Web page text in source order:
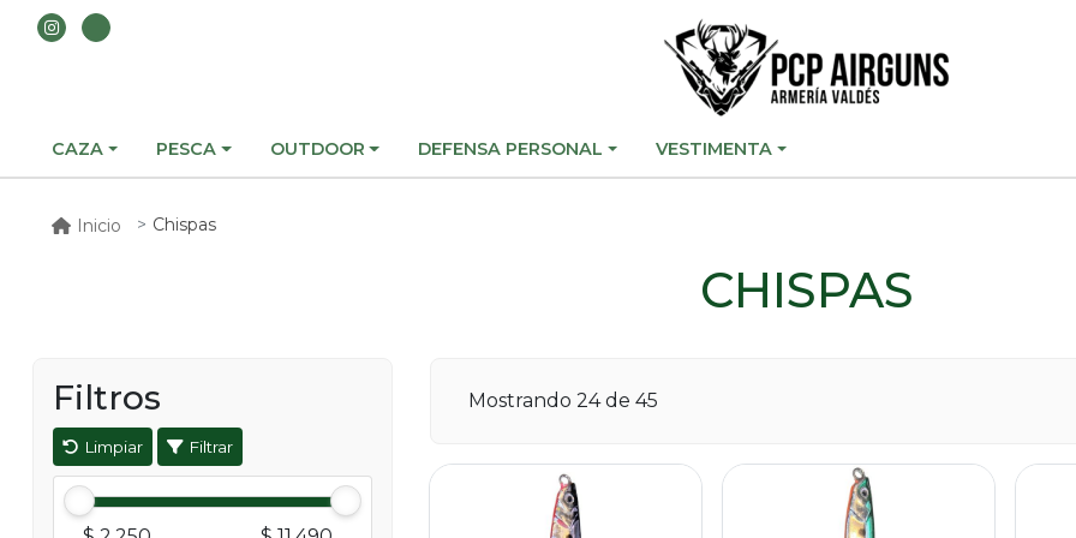
CAZA PESCA OUTDOOR DEFENSA PERSONAL VESTIMENTA
Inicio Chispas
CHISPAS
Filtros
Limpiar Filtrar
Mostrando 24de 45